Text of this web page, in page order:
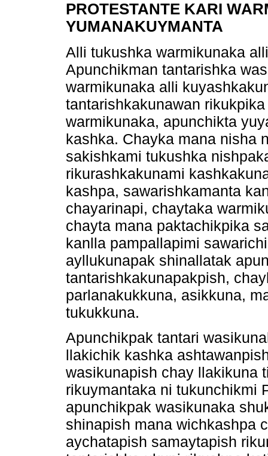
PROTESTANTE KARI
YUMANAKUYMANTA
Alli tukushka warmikunaka
Apunchikman tantarishka
warmikunaka alli
tantarishkakunawan
warmikunaka, apunchikta
kashka. Chayka mana nisha
sakishkami tukushka
rikurashkakunami
kashpa, sawarishkamanta
chayarinapi, chaytaka
chayta mana paktachikpika
kanlla pampallapimi
ayllukunapak shinallatak
tantarishkakunapakpish,
parlanakukkuna, asikkuna,
tukukkuna.
Apunchikpak tantari
llakichik kashka
wasikunapish chay llakikuna
rikuymantaka ni tukunchikmi
apunchikpak wasikunaka
shinapish mana wichkashpa
aychatapish samaytapish